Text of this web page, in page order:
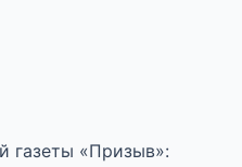
газеты «Призыв»: